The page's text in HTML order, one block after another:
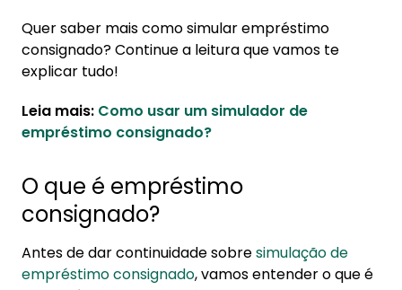
6. Simule empréstimo consignado pelo app da
Konsi
Quer saber mais como simular empréstimo
consignado? Continue a leitura que vamos te
explicar tudo!
Leia mais: Como usar um simulador de
empréstimo consignado?
O que é empréstimo
consignado?
Antes de dar continuidade sobresimulação de
empréstimo consignado, vamos entender o que é